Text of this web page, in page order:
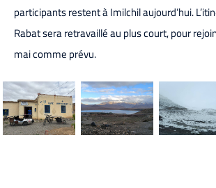
participants restent à Imilchil aujourd’hui.
Rabat sera retravaillé au plus court, pour
mai comme prévu.